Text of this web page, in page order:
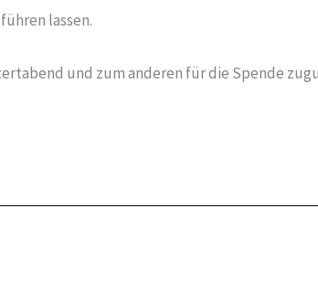
lassen.
und zum anderen für die Spende